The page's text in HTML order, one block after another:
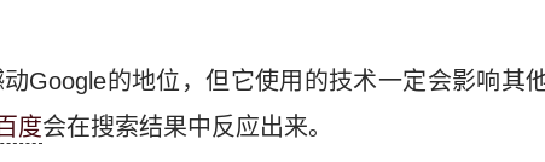
Google的地位，但它使用的技术一定会影响其
度会在搜索结果中反应出来。